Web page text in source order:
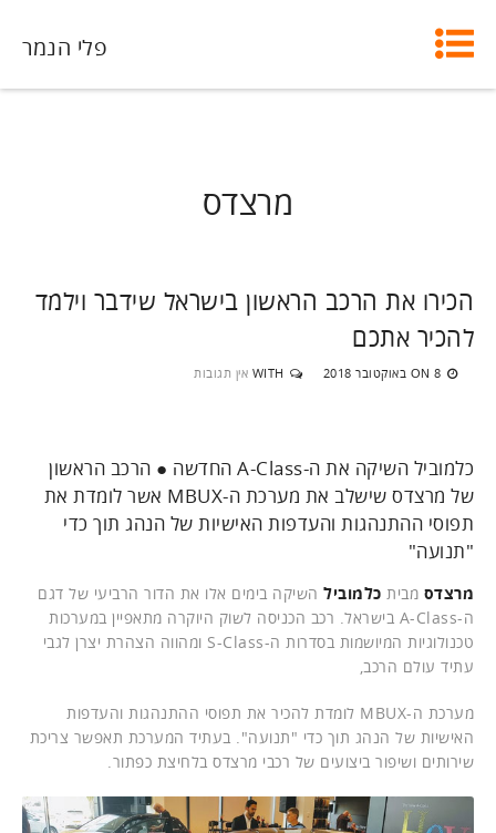
פלי הנמר
מרצדס
הכירו את הרכב הראשון בישראל שידבר וילמד
להכיר אתכם
ON 8 באוקטובר 2018 WITH אין תגובות
כלמוביל השיקה את ה-A-Class החדשה ● הרכב הראשון
של מרצדס שישלב את מערכת ה-MBUX אשר לומדת את
תפוסי ההתנהגות והעדפות האישיות של הנהג תוך כדי
"תנועה"
מרצדס מבית כלמוביל השיקה בימים אלו את הדור הרביעי של דגם
ה-A-Class בישראל. רכב הכניסה לשוק היוקרה מתאפיין במערכות
טכנולוגיות המיושמות בסדרות ה-S-Class ומהווה הצהרת יצרן לגבי
עתיד עולם הרכב,
מערכת ה-MBUX לומדת להכיר את תפוסי ההתנהגות והעדפות
האישיות של הנהג תוך כדי "תנועה". בעתיד המערכת תאפשר צריכת
שירותים ושיפור ביצועים של רכבי מרצדס בלחיצת כפתור.